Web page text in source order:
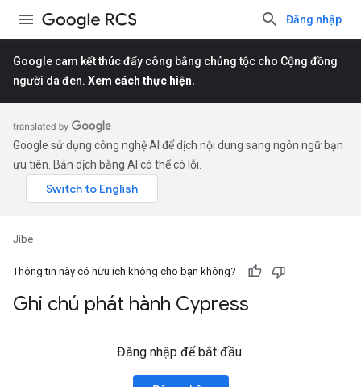
Đăng nhập
Google cam kết thúc đẩy công bằng chủng tộc cho Cộng đồng
người da đen. Xem cách thực hiện.
Google sử dụng công nghệ AI để dịch nội dung sang ngôn ngữ bạn
ưu tiên. Bản dịch bằng AI có thể có lỗi.
Jibe
Thông tin này có hữu ích không cho bạn không?
Ghi chú phát hành Cypress
Đăng nhập để bắt đầu.